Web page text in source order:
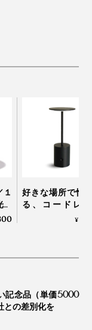
えることで、き
くり出す方式で
。
「トロ泡サーバ
間へのギフトは
にもぴったり。
度泡が飲めなか
みんな平等にお
BBQで、人が集
事をしてくれる
機や食器乾燥機
さまにする、放
凍庫に入れない
、簡単に外れま
るだけです。
１
か
好きな場所で愉
る、コードレ
「晩酌ライト」
¥
記念品（単価5000
との差別化を